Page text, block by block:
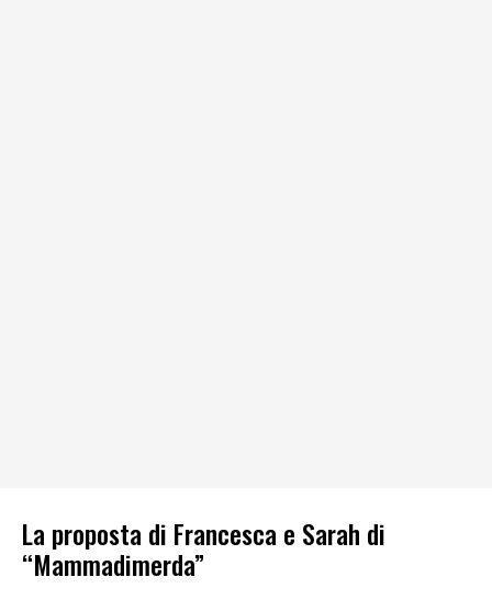
La proposta di Francesca e Sarah di
“Mammadimerda”